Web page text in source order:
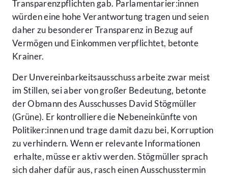
Transparenzpflichten gab. Parlamentarier:innen
würden eine hohe Verantwortung tragen und seien
daher zu besonderer Transparenz in Bezug auf
Vermögen und Einkommen verpflichtet, betonte
Krainer.
Der Unvereinbarkeitsausschuss arbeite zwar meist
im Stillen, sei aber von großer Bedeutung, betonte
der Obmann des Ausschusses David Stögmüller
(Grüne). Er kontrolliere die Nebeneinkünfte von
Politiker:innen und trage damit dazu bei, Korruption
zu verhindern. Wenn er relevante Informationen
erhalte, müsse er aktiv werden. Stögmüller sprach
sich daher dafür aus, rasch einen Ausschusstermin